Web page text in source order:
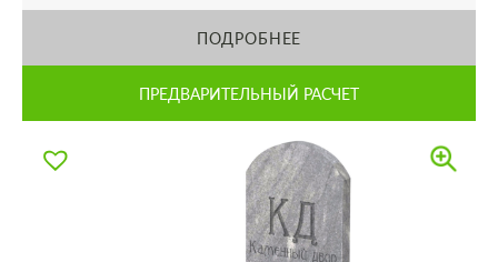
ПОДРОБНЕЕ
ПРЕДВАРИТЕЛЬНЫЙ РАСЧЕТ